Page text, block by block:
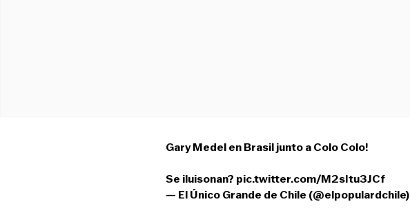
Gary Medel en Brasil junto a Colo Colo!
Se iluisonan? pic.twitter.com/M2sItu3JCf
— El Único Grande de Chile (@elpopulardchile)